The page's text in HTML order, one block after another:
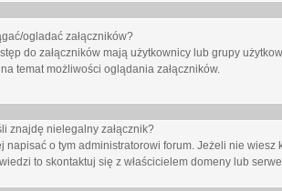
ogladać załączników?
do załączników mają użytkownicy lub grupy
temat możliwości oglądania załączników.
znajdę nielegalny załącznik?
napisać o tym administratorowi forum. Jeżeli nie
to skontaktuj się z właścicielem domeny lub